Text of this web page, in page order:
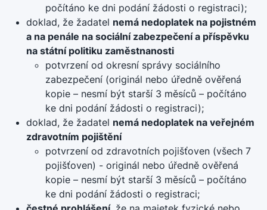
počítáno ke dni podání žádosti o registraci);
doklad, že žadatel nemá nedoplatek na pojistném
a na penále na sociální zabezpečení a příspěvku
na státní politiku zaměstnanosti
potvrzení od okresní správy sociálního
zabezpečení (originál nebo úředně ověřená
kopie – nesmí být starší 3 měsíců – počítáno
ke dni podání žádosti o registraci);
doklad, že žadatel nemá nedoplatek na veřejném
zdravotním pojištění
potvrzení od zdravotních pojišťoven (všech 7
pojišťoven) - originál nebo úředně ověřená
kopie – nesmí být starší 3 měsíců – počítáno
ke dni podání žádosti o registraci;